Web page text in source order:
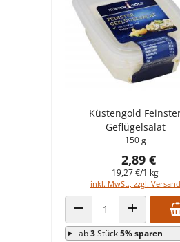
Küstengold
Geflügelsalat
150 g
2,89 €
19,27 €/1 kg
inkl. MwSt., zzgl. Versand
ANZAHL VERRINGERN
ANZAHL
ab3Stück5% sparen